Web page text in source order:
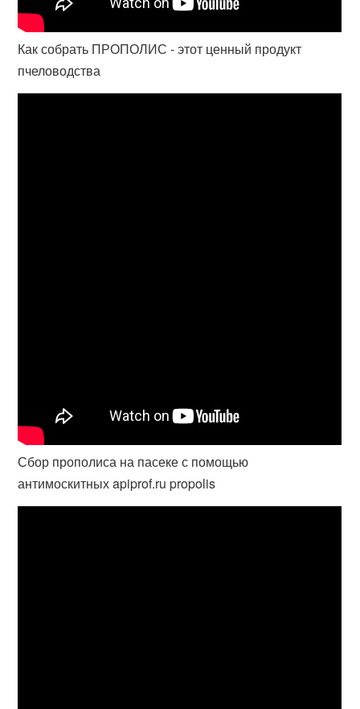
Как собрать ПРОПОЛИС - этот ценный продукт
пчеловодства
Сбор прополиса на пасеке с помощью
антимоскитных apiprof.ru propolis